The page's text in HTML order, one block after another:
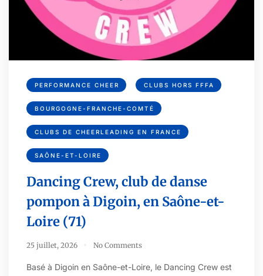
PERFORMANCE CHEER CLUBS HORS FFFA
BOURGOGNE-FRANCHE-COMTÉ
CLUBS DE CHEERLEADING EN FRANCE
SAÔNE-ET-LOIRE
Dancing Crew, club de danse
pompon à Digoin, en Saône-et-
Loire (71)
25 juillet, 2026 No Comments
Basé à Digoin en Saône-et-Loire, le Dancing Crew est